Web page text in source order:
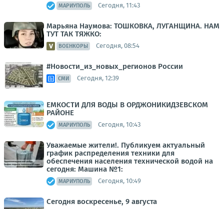
МАРИУПОЛЬ Сегодня, 11:43
Марьяна Наумова: ТОШКОВКА, ЛУГАНЩИНА. НАМ
ТУТ ТАК ТЯЖКО:
ВОЕНКОРЫ Сегодня, 08:54
#Новости_из_новых_регионов России
СМИ Сегодня, 12:39
ЕМКОСТИ ДЛЯ ВОДЫ В ОРДЖОНИКИДЗЕВСКОМ
РАЙОНЕ
МАРИУПОЛЬ Сегодня, 10:43
Уважаемые жители!. Публикуем актуальный
график распределения техники для
обеспечения населения технической водой на
сегодня: Машина №1:
МАРИУПОЛЬ Сегодня, 10:49
Сегодня воскресенье, 9 августа